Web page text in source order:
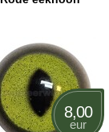
8,00
eur